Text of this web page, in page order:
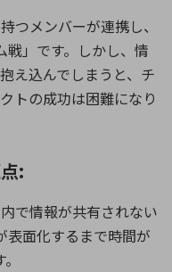
つメンバーが連携し、
戦」です。しかし、情
え込んでしまうと、チ
トの成功は困難になり
:
で情報が共有されない
表面化するまで時間が